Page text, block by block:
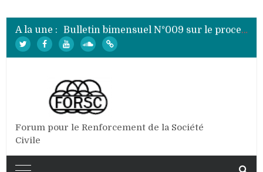
A la une :
Bulletin bimensuel N°010 sur le processus électoral de 2020 au Burundi
Bulletin bimensuel N°009 sur le processus électoral de 2020 au Burundi
Bulletin bimensuel N°007 sur le processus électoral de 2020 au Burundi
Forum pour le Renforcement de la Société
Civile